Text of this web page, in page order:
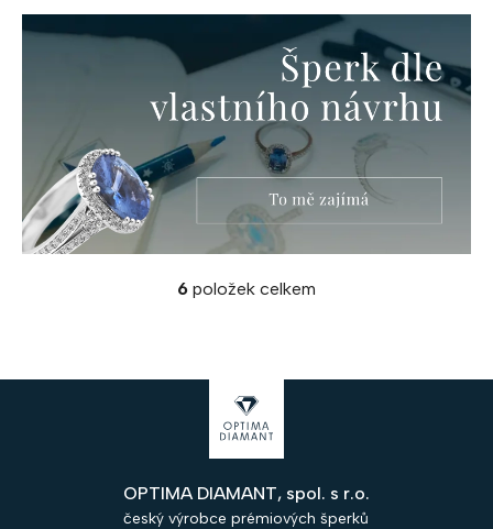
O
d
a
c
í
p
6 položek celkem
OPTIMA DIAMANT, spol. s r.o.
český výrobce prémiových šperků